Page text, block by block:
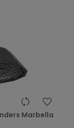
Marbella